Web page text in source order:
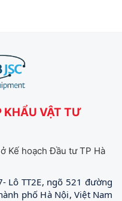
KHẨU VẬT TƯ
Kế hoạch Đầu tư TP Hà
Lô TT2E, ngõ 521 đường
phố Hà Nội, Việt Nam